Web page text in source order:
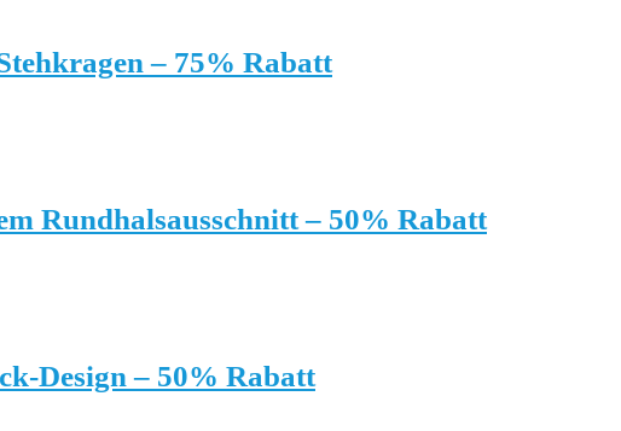
– 75% Rabatt
Rundhalsausschnitt – 50% Rabatt
Design – 50% Rabatt